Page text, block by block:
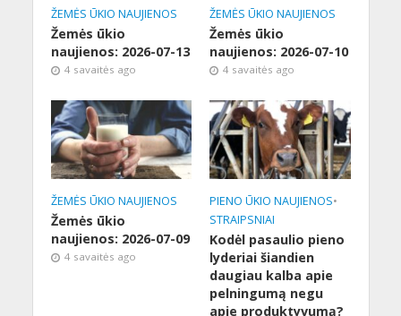
ŽEMĖS ŪKIO NAUJIENOS
Žemės ūkio
naujienos: 2026-07-13
4 savaitės ago
ŽEMĖS ŪKIO NAUJIENOS
Žemės ūkio
naujienos: 2026-07-10
4 savaitės ago
ŽEMĖS ŪKIO NAUJIENOS
Žemės ūkio
naujienos: 2026-07-09
4 savaitės ago
PIENO ŪKIO NAUJIENOS•
STRAIPSNIAI
Kodėl pasaulio pieno
lyderiai šiandien
daugiau kalba apie
pelningumą negu
apie produktyvumą?